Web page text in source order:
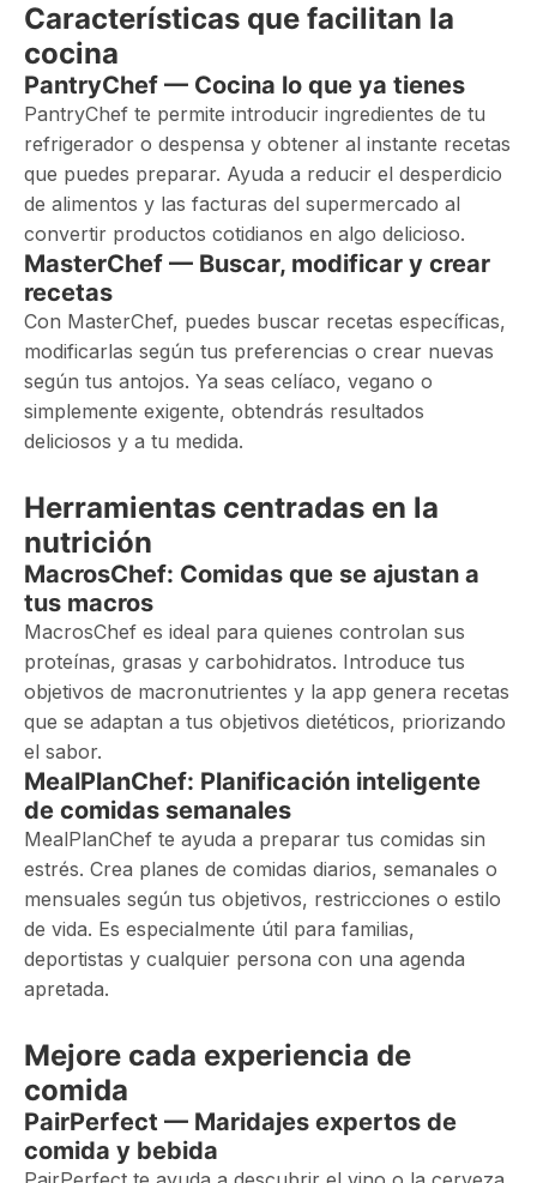
Características que facilitan la
cocina
PantryChef — Cocina lo que ya tienes
PantryChef te permite introducir ingredientes de tu
refrigerador o despensa y obtener al instante recetas
que puedes preparar. Ayuda a reducir el desperdicio
de alimentos y las facturas del supermercado al
convertir productos cotidianos en algo delicioso.
MasterChef — Buscar, modificar y crear
recetas
Con MasterChef, puedes buscar recetas específicas,
modificarlas según tus preferencias o crear nuevas
según tus antojos. Ya seas celíaco, vegano o
simplemente exigente, obtendrás resultados
deliciosos y a tu medida.
Herramientas centradas en la
nutrición
MacrosChef: Comidas que se ajustan a
tus macros
MacrosChef es ideal para quienes controlan sus
proteínas, grasas y carbohidratos. Introduce tus
objetivos de macronutrientes y la app genera recetas
que se adaptan a tus objetivos dietéticos, priorizando
el sabor.
MealPlanChef: Planificación inteligente
de comidas semanales
MealPlanChef te ayuda a preparar tus comidas sin
estrés. Crea planes de comidas diarios, semanales o
mensuales según tus objetivos, restricciones o estilo
de vida. Es especialmente útil para familias,
deportistas y cualquier persona con una agenda
apretada.
Mejore cada experiencia de
comida
PairPerfect — Maridajes expertos de
comida y bebida